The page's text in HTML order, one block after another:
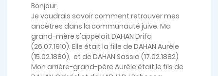
Bonjour,
Je voudrais savoir comment retrouver mes
ancêtres dans la communauté juive. Ma
grand-mère s'appelait DAHAN Drifa
(26.07.1910). Elle était la fille de DAHAN Aurèle
(15.02.1880), et de DAHAN Sassia (17.02.1882)
Mon arrière-grand-père Aurèle était le fils de